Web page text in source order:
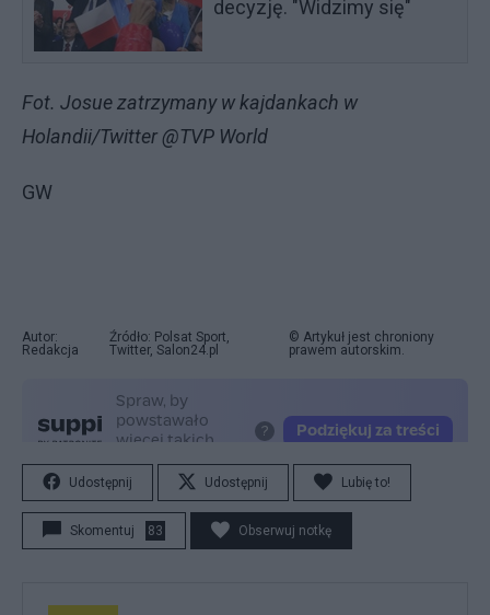
decyzję. "Widzimy się"
Fot. Josue zatrzymany w kajdankach w
Holandii/Twitter @TVP World
GW
Autor:
Redakcja
Źródło: Polsat Sport,
Twitter, Salon24.pl
© Artykuł jest chroniony
prawem autorskim.
Udostępnij Udostępnij Lubię to!
Skomentuj 83 Obserwuj notkę